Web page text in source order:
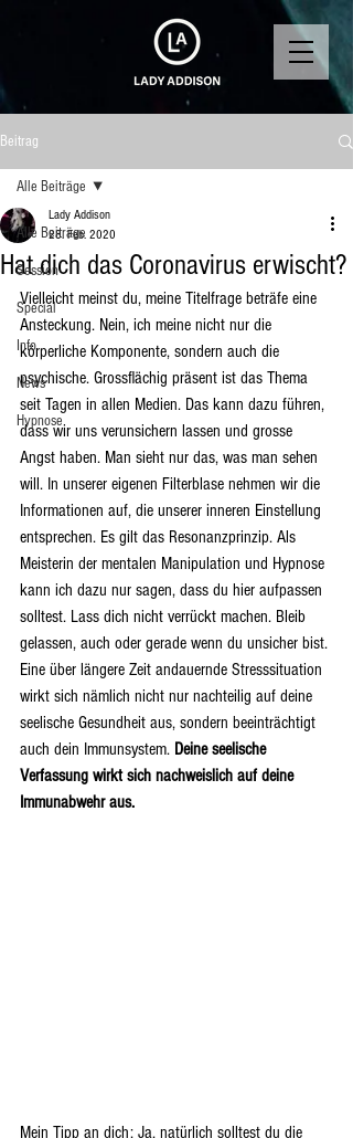
Beitrag
Alle Beiträge
Session
Special
Info
News
Hypnose
Alle Beiträge
Hat dich das Coronavirus erwischt?
Lady Addison
28. Feb. 2020
Vielleicht meinst du, meine Titelfrage beträfe eine
Ansteckung. Nein, ich meine nicht nur die
körperliche Komponente, sondern auch die
psychische. Grossflächig präsent ist das Thema
seit Tagen in allen Medien. Das kann dazu führen,
dass wir uns verunsichern lassen und grosse
Angst haben. Man sieht nur das, was man sehen
will. In unserer eigenen Filterblase nehmen wir die
Informationen auf, die unserer inneren Einstellung
entsprechen. Es gilt das Resonanzprinzip. Als
Meisterin der mentalen Manipulation und Hypnose
kann ich dazu nur sagen, dass du hier aufpassen
solltest. Lass dich nicht verrückt machen. Bleib
gelassen, auch oder gerade wenn du unsicher bist.
Eine über längere Zeit andauernde Stresssituation
wirkt sich nämlich nicht nur nachteilig auf deine
seelische Gesundheit aus, sondern beeinträchtigt
auch dein Immunsystem. Deine seelische
Verfassung wirkt sich nachweislich auf deine
Immunabwehr aus.
Mein Tipp an dich: Ja, natürlich solltest du die